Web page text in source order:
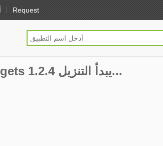
Request
Premium Widgets 1.2.4 يبدأ التنزيل...